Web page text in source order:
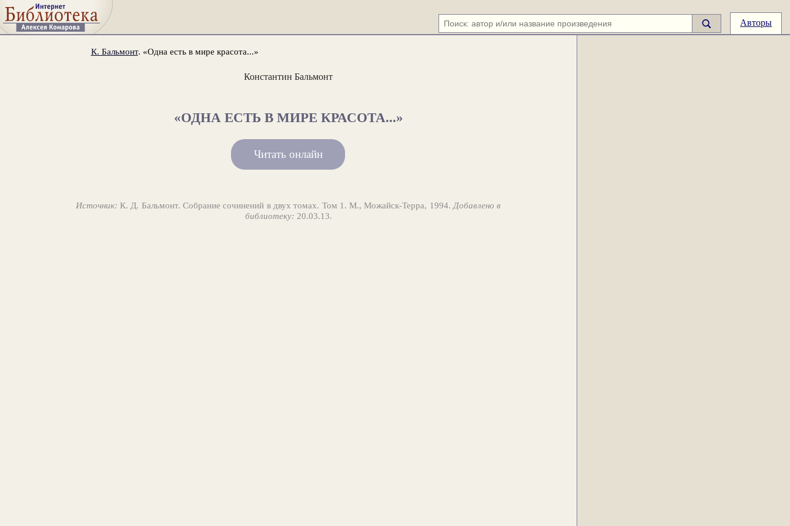
Авторы
К. Бальмонт. «Одна есть в мире красота...»
Константин Бальмонт
«ОДНА ЕСТЬ В МИРЕ КРАСОТА...»
Читать онлайн
Источник: К. Д. Бальмонт. Собрание сочинений в двух томах. Том 1. М., Можайск-Терра, 1994.Добавлено в
библиотеку: 20.03.13.